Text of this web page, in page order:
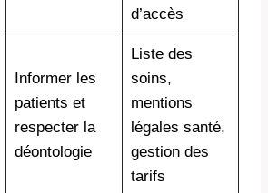
d’accès
Informer les
patients et
respecter la
déontologie
Liste des
soins,
mentions
légales santé,
gestion des
tarifs